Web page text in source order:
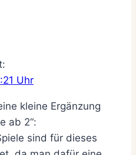
Uhr
kleine Ergänzung
ab 2“:
sind für dieses